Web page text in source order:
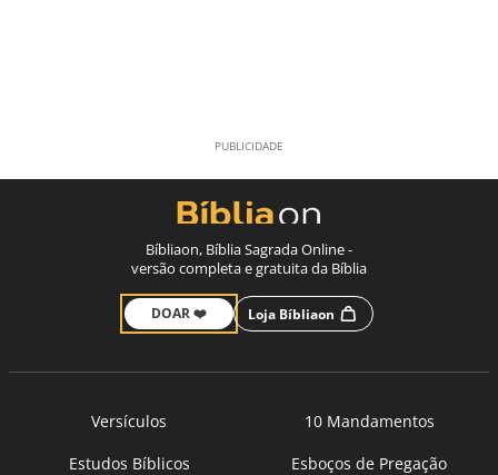
Bíbliaon, Bíblia Sagrada Online -
versão completa e gratuita da Bíblia
DOAR ❤️ Loja Bíbliaon
Versículos
10 Mandamentos
Estudos Bíblicos
Esboços de Pregação